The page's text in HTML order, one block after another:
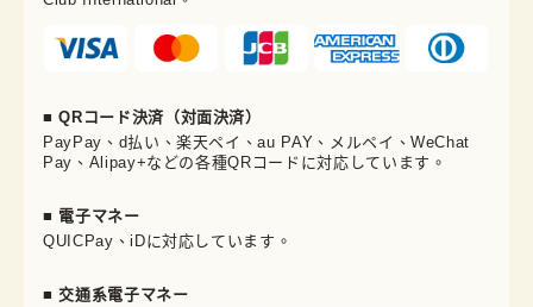
■ QRコード決済（対面決済）
PayPay、d払い、楽天ペイ、au PAY、メルペイ、WeChat
Pay、Alipay+などの各種QRコードに対応しています。
■ 電子マネー
QUICPay、iDに対応しています。
■ 交通系電子マネー